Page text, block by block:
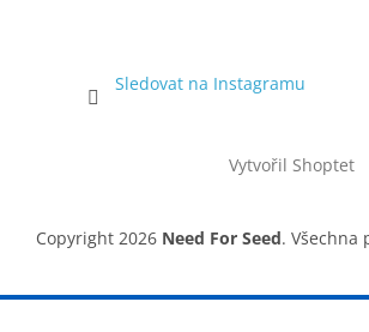
Sledovat na Instagramu
Vytvořil Shoptet
Copyright 2026 Need For Seed. Všechna